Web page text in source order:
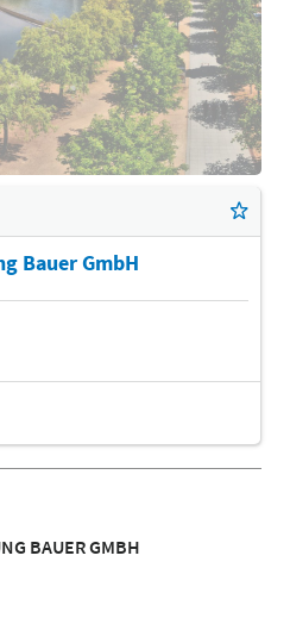
Bauer GmbH
BAUER GMBH